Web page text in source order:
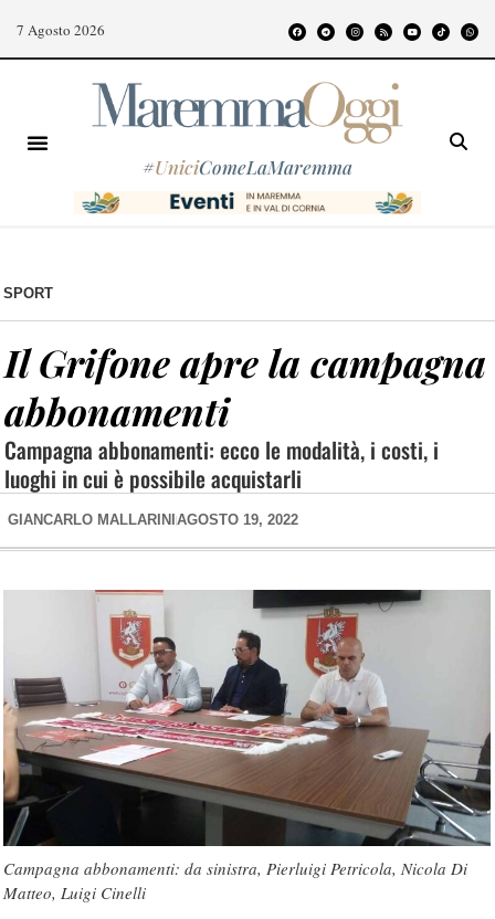
7 Agosto 2026
#UniciComeLaMaremma
SPORT
Il Grifone apre la campagna
abbonamenti
Campagna abbonamenti: ecco le modalità, i costi, i
luoghi in cui è possibile acquistarli
GIANCARLO MALLARINI AGOSTO 19, 2022
Campagna abbonamenti: da sinistra, Pierluigi Petricola, Nicola Di
Matteo, Luigi Cinelli